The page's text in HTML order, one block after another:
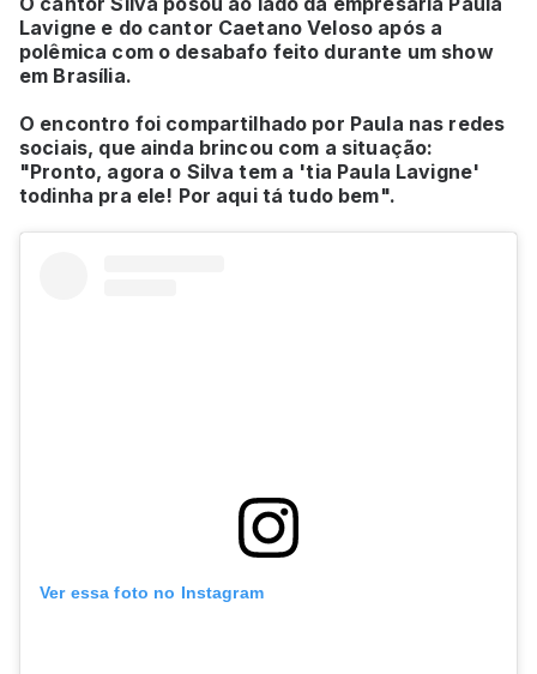
Lavigne e do cantor Caetano Veloso após a
polêmica com o desabafo feito durante um show
em Brasília.
O encontro foi compartilhado por Paula nas redes
sociais, que ainda brincou com a situação:
"Pronto, agora o Silva tem a 'tia Paula Lavigne'
todinha pra ele! Por aqui tá tudo bem".
Ver essa foto no Instagram